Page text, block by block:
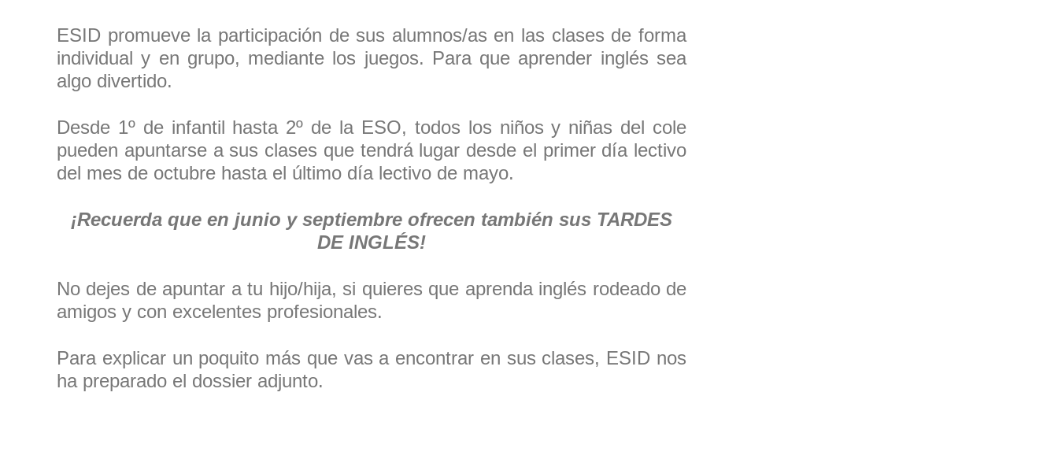
ESID promueve la participación de sus alumnos/as en las clases de forma
individual y en grupo, mediante los juegos. Para que aprender inglés sea
algo divertido.
Desde 1º de infantil hasta 2º de la ESO, todos los niños y niñas del cole
pueden apuntarse a sus clases que tendrá lugar desde el primer día lectivo
del mes de octubre hasta el último día lectivo de mayo.
¡Recuerda que en junio y septiembre ofrecen también sus TARDES
DE INGLÉS!
No dejes de apuntar a tu hijo/hija, si quieres que aprenda inglés rodeado de
amigos y con excelentes profesionales.
Para explicar un poquito más que vas a encontrar en sus clases, ESID nos
ha preparado el dossier adjunto.